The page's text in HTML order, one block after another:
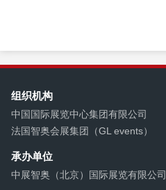
组织机构
中国国际展览中心集团有限公司
法国智奥会展集团（GL events）
承办单位
中展智奥（北京）国际展览有限公司